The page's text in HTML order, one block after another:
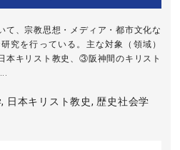
て、宗教思想・メディア・都市文化な
究を行っている。主な対象（領域）
キリスト教史、③阪神間のキリスト
日本キリスト教史, 歴史社会学